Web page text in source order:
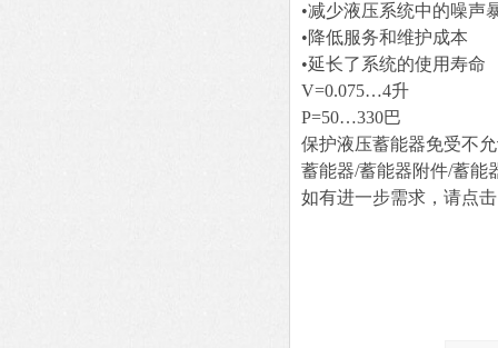
•减少液压系统中的噪声
•降低服务和维护成本
•延长了系统的使用寿命
V=0.075…4升
P=50…330巴
保护液压蓄能器免受不
蓄能器/蓄能器附件/蓄能
如有进一步需求，请点